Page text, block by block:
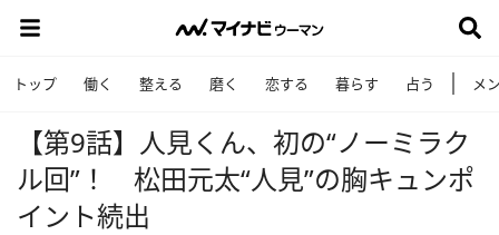
トップ 働く 整える 磨く 恋する 暮らす 占う メ
【第9話】人見くん、初の“ノーミラク
ル回”！ 松田元太“人見”の胸キュンポ
イント続出